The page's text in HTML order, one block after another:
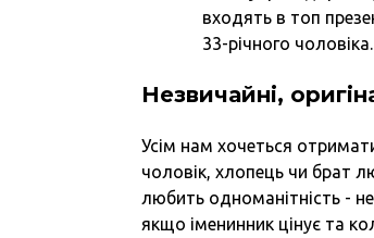
входять в топ
33-річного чоловіка.
Незвичайні,
Усім нам хочеться
чоловік, хлопець чи брат
любить одноманітність -
якщо іменинник цінує та